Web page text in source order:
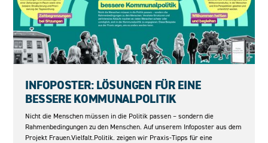
INFOPOSTER: LÖSUNGEN FÜR EINE
BESSERE KOMMUNALPOLITIK
Nicht die Menschen müssen in die Politik passen – sondern die
Rahmenbedingungen zu den Menschen. Auf unserem Infoposter aus dem
Projekt Frauen.Vielfalt.Politik. zeigen wir Praxis-Tipps für eine